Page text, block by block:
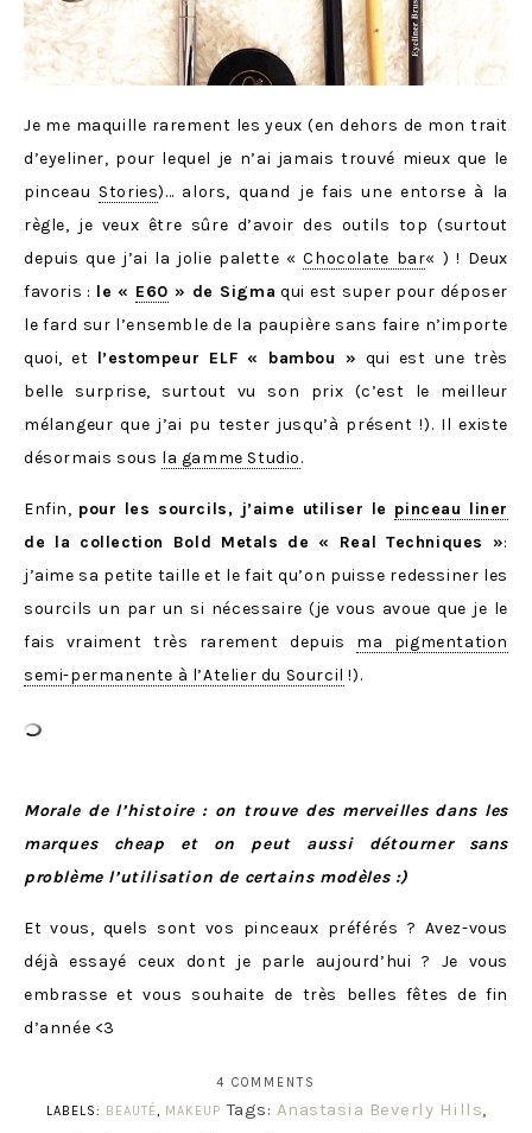
Je me maquille rarement les yeux (en dehors de mon trait
d’eyeliner, pour lequel je n’ai jamais trouvé mieux que le
pinceau Stories)… alors, quand je fais une entorse à la
règle, je veux être sûre d’avoir des outils top (surtout
depuis que j’ai la jolie palette «Chocolate bar« ) ! Deux
favoris : le « E60 » de Sigma qui est super pour déposer
le fard sur l’ensemble de la paupière sans faire n’importe
quoi, et l’estompeur ELF « bambou » qui est une très
belle surprise, surtout vu son prix (c’est le meilleur
mélangeur que j’ai pu tester jusqu’à présent !). Il existe
désormais sous la gamme Studio.
Enfin, pour les sourcils, j’aime utiliser le pinceau liner
de la collection Bold Metals de « Real Techniques »:
j’aime sa petite taille et le fait qu’on puisse redessiner les
sourcils un par un si nécessaire (je vous avoue que je le
fais vraiment très rarement depuis ma pigmentation
semi-permanente à l’Atelier du Sourcil !).
Morale de l’histoire : on trouve des merveilles dans les
marques cheap et on peut aussi détourner sans
problème l’utilisation de certains modèles :)
Et vous, quels sont vos pinceaux préférés ? Avez-vous
déjà essayé ceux dont je parle aujourd’hui ? Je vous
embrasse et vous souhaite de très belles fêtes de fin
d’année <3
4 COMMENTS
LABELS: BEAUTÉ, MAKEUP Tags: Anastasia Beverly Hills,